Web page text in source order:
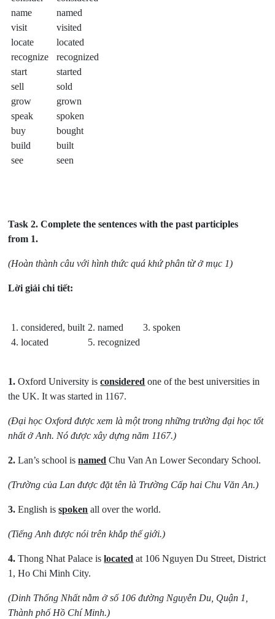
name
named
visit
visited
locate
located
recognize
recognized
start
started
sell
sold
grow
grown
speak
spoken
buy
bought
build
built
see
seen
Task 2. Complete the sentences with the past participles
from 1.
(Hoàn thành câu với hình thức quá khứ phân từ ở mục 1)
Lời giải chi tiết:
1. considered, built 2. named
3. spoken
4. located
5. recognized
1. Oxford University isconsidered one of the best universities in
the UK. It was started in 1167.
(Đại học Oxford được xem là một trong những trường đại học tốt
nhất ở Anh. Nó được xây dựng năm 1167.)
2. Lan’s school isnamed Chu Van An Lower Secondary School.
(Trường của Lan được đặt tên là Trường Cấp hai Chu Văn An.)
3. English isspoken all over the world.
(Tiếng Anh được nói trên khắp thế giới.)
4. Thong Nhat Palace islocated at 106 Nguyen Du Street, District
1, Ho Chi Minh City.
(Dinh Thống Nhất nằm ở số 106 đường Nguyễn Du, Quận 1,
Thành phố Hồ Chí Minh.)